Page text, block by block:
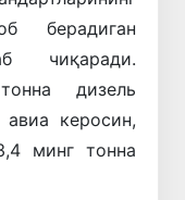
берадиган
чиқаради.
дизель
керосин,
минг тонна